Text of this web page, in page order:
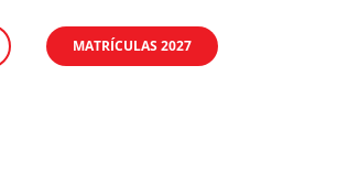
MATRÍCULAS 2027